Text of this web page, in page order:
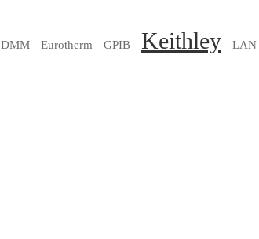
DMM Eurotherm GPIB Keithley LAN